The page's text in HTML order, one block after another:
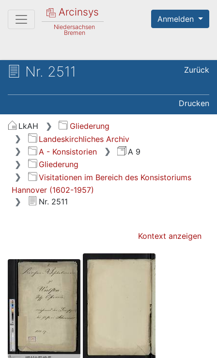
Arcinsys
Niedersachsen
Bremen
Anmelden
Nr. 2511 Zurück
Drucken
LkAH
Gliederung
Landeskirchliches Archiv
A - Konsistorien
A 9
Gliederung
Visitationen im Bereich des Konsistoriums
Hannover (1602-1957)
Nr. 2511
Kontext anzeigen